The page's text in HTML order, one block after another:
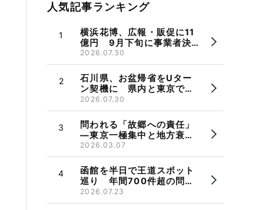
人気記事ランキング
横浜花博、広報・販促に11
億円 9月下旬に事業者決
定、市長パワハラ問題で機
運に懸念も
2026.07.30
石川県、お盆帰省をUター
ン契機に 県内と東京で相
談会 県出身者の検討を後
押し
2026.07.30
問われる「故郷への責任」
―東京一極集中と地方衰
退 郷断ちと帰省のかたち
2026.03.07
函館を半日で王道スポット
巡り 年間700件超の問い
合わせ受け観光バス実証運
行
2026.07.23